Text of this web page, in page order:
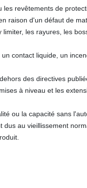
revêtements de
raison d'un défaut de
les rayures, les
contact liquide, un
des directives
à niveau et les
ou la capacité sans
au vieillissement